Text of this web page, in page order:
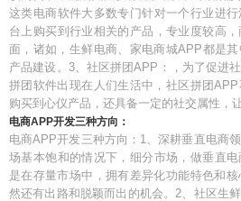
这类电商软件大多数专门针对一个行业进
台上购买到行业相关的产品，专业度较高
面，诸如，生鲜电商、家电商城APP都是
产品建设。3、社区拼团APP：，为了促进
拼团软件出现在人们生活中，社区拼团
购买到心仪产品，还具备一定的社交属性，
电商APP开发三种方向：
电商APP开发三种方向：1、深耕垂直电商
场基本饱和的情况下，细分市场，做垂直
是在存量市场中，拥有差异化功能特色和
然还有出路和脱颖而出的机会。2、社区生